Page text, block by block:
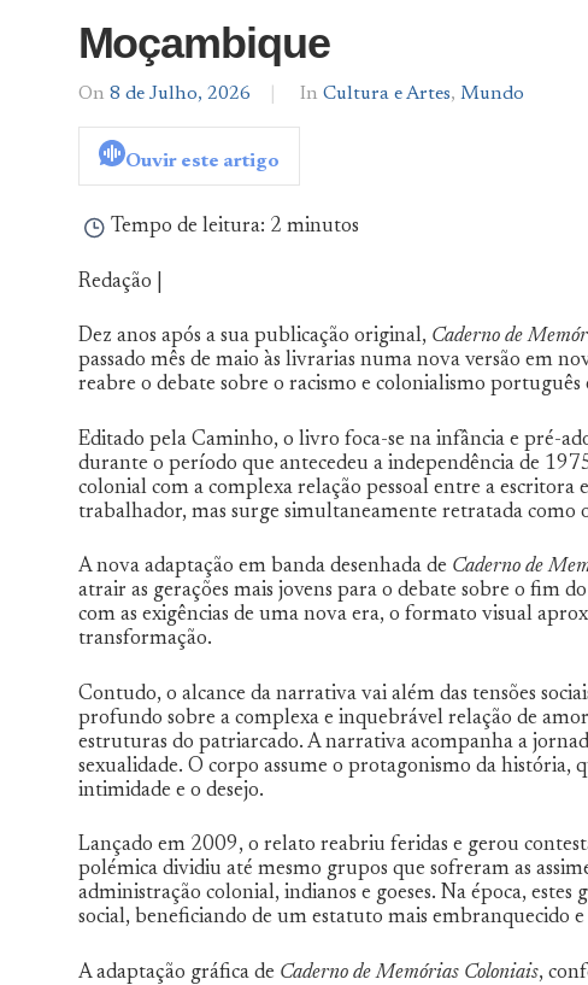
Moçambique
On 8 de Julho, 2026
By
a
In Cultura e Artes, Mundo
Ouvir este artigo
Tempo de leitura: 2 minutos
Redação |
Dez anos após a sua publicação original, Caderno de
passado mês de maio às livrarias numa nova versão em
reabre o debate sobre o racismo e colonialismo
Editado pela Caminho, o livro foca-se na infância e pré-
durante o período que antecedeu a independência de
colonial com a complexa relação pessoal entre a
trabalhador, mas surge simultaneamente retratada
A nova adaptação em banda desenhada de Caderno de
atrair as gerações mais jovens para o debate sobre o fim
com as exigências de uma nova era, o formato visual
transformação.
Contudo, o alcance da narrativa vai além das tensões
profundo sobre a complexa e inquebrável relação de
estruturas do patriarcado. A narrativa acompanha a
sexualidade. O corpo assume o protagonismo da
intimidade e o desejo.
Lançado em 2009, o relato reabriu feridas e gerou
polémica dividiu até mesmo grupos que sofreram as
administração colonial, indianos e goeses. Na época,
social, beneficiando de um estatuto mais embranquecido
A adaptação gráfica de Caderno de Memórias Coloniais,